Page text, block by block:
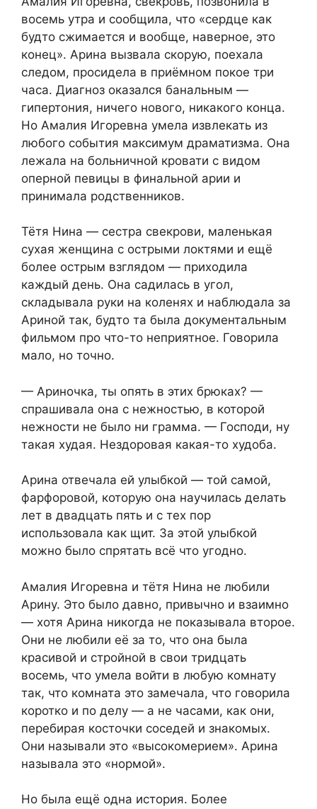
восемь утра и сообщила, что «сердце как
будто сжимается и вообще, наверное, это
конец». Арина вызвала скорую, поехала
следом, просидела в приёмном покое три
часа. Диагноз оказался банальным —
гипертония, ничего нового, никакого конца.
Но Амалия Игоревна умела извлекать из
любого события максимум драматизма. Она
лежала на больничной кровати с видом
оперной певицы в финальной арии и
принимала родственников.
Тётя Нина — сестра свекрови, маленькая
сухая женщина с острыми локтями и ещё
более острым взглядом — приходила
каждый день. Она садилась в угол,
складывала руки на коленях и наблюдала за
Ариной так, будто та была документальным
фильмом про что-то неприятное. Говорила
мало, но точно.
— Ариночка, ты опять в этих брюках? —
спрашивала она с нежностью, в которой
нежности не было ни грамма. — Господи, ну
такая худая. Нездоровая какая-то худоба.
Арина отвечала ей улыбкой — той самой,
фарфоровой, которую она научилась делать
лет в двадцать пять и с тех пор
использовала как щит. За этой улыбкой
можно было спрятать всё что угодно.
Амалия Игоревна и тётя Нина не любили
Арину. Это было давно, привычно и взаимно
— хотя Арина никогда не показывала второе.
Они не любили её за то, что она была
красивой и стройной в свои тридцать
восемь, что умела войти в любую комнату
так, что комната это замечала, что говорила
коротко и по делу — а не часами, как они,
перебирая косточки соседей и знакомых.
Они называли это «высокомерием». Арина
называла это «нормой».
Но была ещё одна история. Более